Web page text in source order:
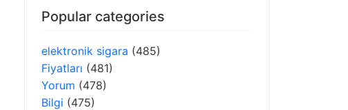
Popular categories
elektronik sigara (485)
Fiyatları (481)
Yorum (478)
Bilgi (475)